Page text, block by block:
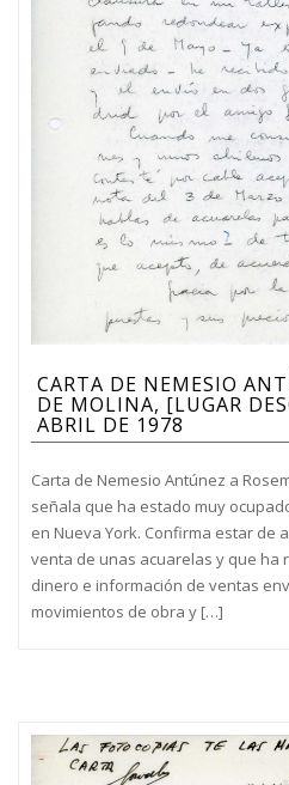
CARTA DE NEMESIO
DE MOLINA, [LUGAR
ABRIL DE 1978
Carta de Nemesio Antúnez a
señala que ha estado muy
en Nueva York. Confirma estar de
venta de unas acuarelas y que ha
dinero e información de ventas
movimientos de obra y […]